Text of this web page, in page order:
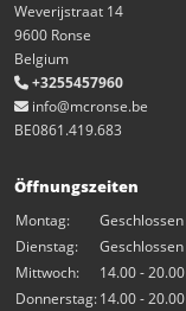
Weverijstraat 14
9600 Ronse
Belgium
+3255457960
info@mcronse.be
BE0861.419.683
Öffnungszeiten
Montag:
Geschlossen
Dienstag:
Geschlossen
Mittwoch:
14.00 - 20.00
Donnerstag:14.00 - 20.00